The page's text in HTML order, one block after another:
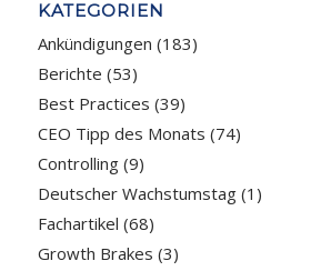
KATEGORIEN
Ankündigungen (183)
Berichte (53)
Best Practices (39)
CEO Tipp des Monats (74)
Controlling(9)
Deutscher Wachstumstag(1)
Fachartikel (68)
Growth Brakes (3)